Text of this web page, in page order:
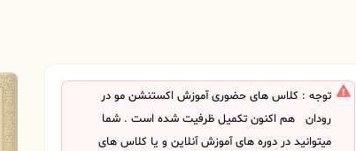
توجه : کلاس های حضوری آموزش اکستنشن مو در
رودان هم اکنون تکمیل ظرفیت شده است . شما
میتوانید در دوره های آموزش آنلاین و یا کلاس های